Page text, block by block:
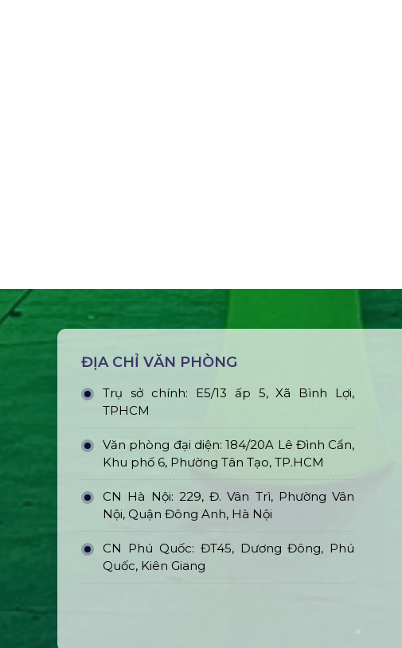
ĐỊA CHỈ VĂN PHÒNG
Trụ sở chính: E5/13 ấp 5, Xã Bình Lợi,
TPHCM
Văn phòng đại diện: 184/20A Lê Đình Cẩn,
Khu phố 6, Phường Tân Tạo, TP.HCM
CN Hà Nội: 229, Đ. Vân Trì, Phường Vân
Nội, Quận Đông Anh, Hà Nội
CN Phú Quốc: ĐT45, Dương Đông, Phú
Quốc, Kiên Giang